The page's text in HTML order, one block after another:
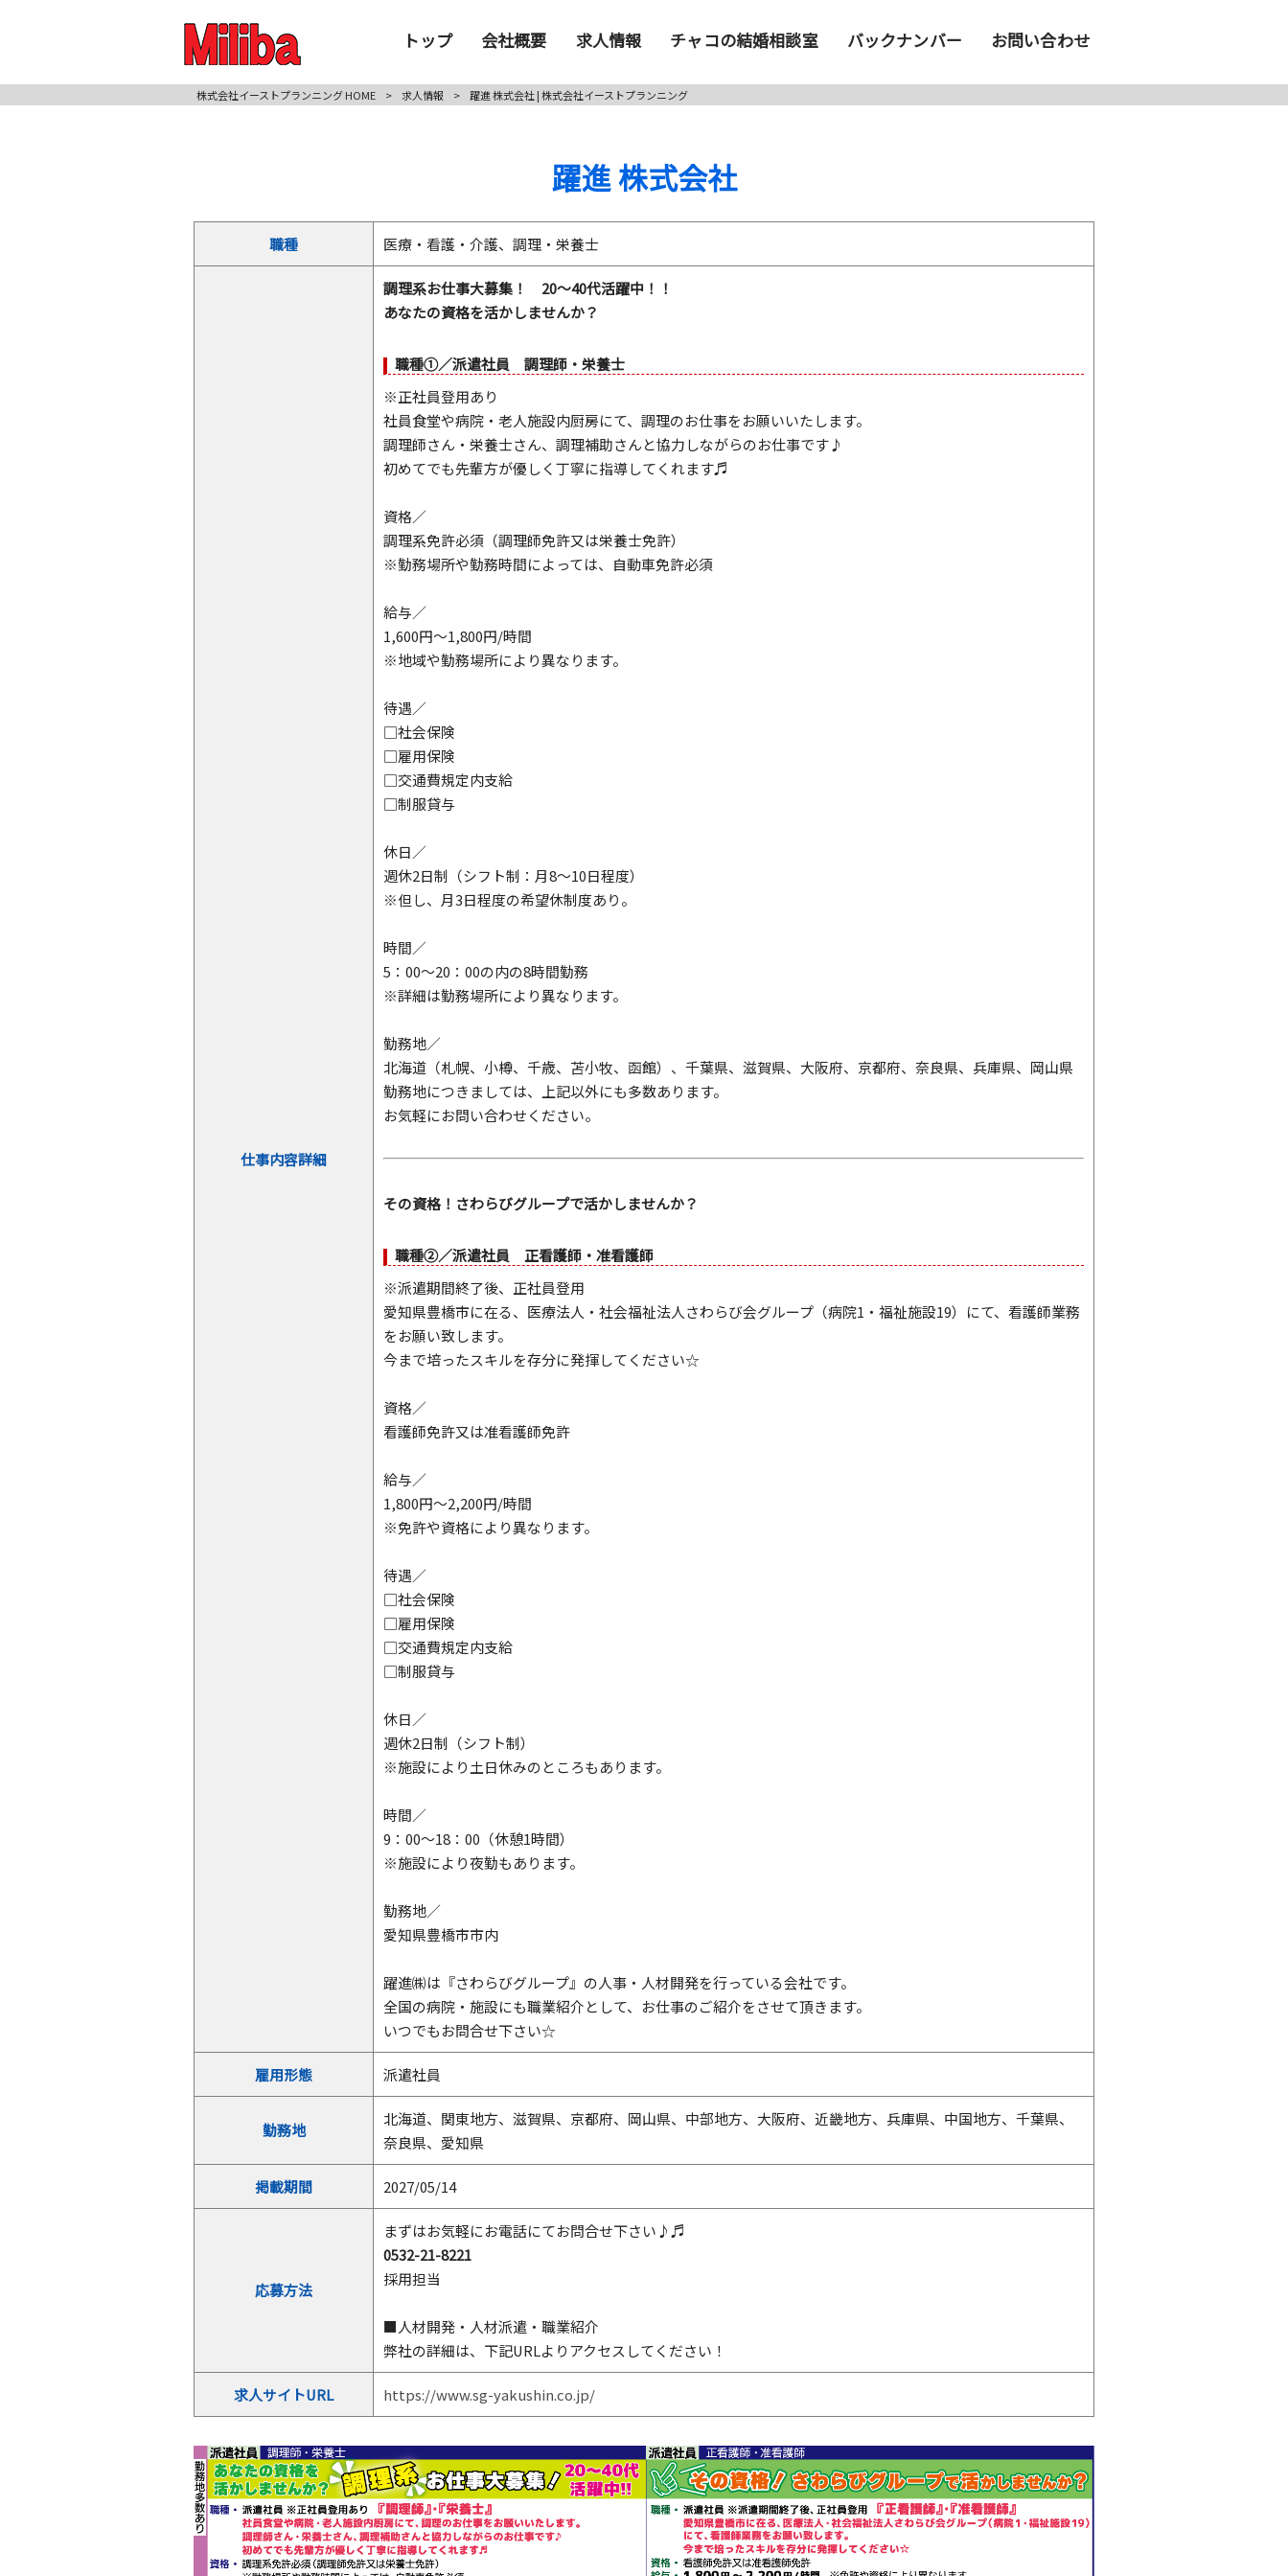
トップ 会社概要 求人情報 チャコの結婚相談室 バックナンバー お問い合わせ
株式会社イーストプランニング HOME > 求人情報 > 躍進 株式会社 | 株式会社イーストプランニング
躍進 株式会社
職種 医療・看護・介護、調理・栄養士
仕事内容詳細
調理系お仕事大募集！ 20～40代活躍中！！
あなたの資格を活かしませんか？
職種①／派遣社員 調理師・栄養士
※正社員登用あり
社員食堂や病院・老人施設内厨房にて、調理のお仕事をお願いいたします。
調理師さん・栄養士さん、調理補助さんと協力しながらのお仕事です♪
初めてでも先輩方が優しく丁寧に指導してくれます♬
資格／
調理系免許必須（調理師免許又は栄養士免許）
※勤務場所や勤務時間によっては、自動車免許必須
給与／
1,600円～1,800円/時間
※地域や勤務場所により異なります。
待遇／
□社会保険
□雇用保険
□交通費規定内支給
□制服貸与
休日／
週休2日制（シフト制：月8～10日程度）
※但し、月3日程度の希望休制度あり。
時間／
5：00～20：00の内の8時間勤務
※詳細は勤務場所により異なります。
勤務地／
北海道（札幌、小樽、千歳、苫小牧、函館）、千葉県、滋賀県、大阪府、京都府、奈良県、兵庫県、岡山県
勤務地につきましては、上記以外にも多数あります。
お気軽にお問い合わせください。
その資格！さわらびグループで活かしませんか？
職種②／派遣社員 正看護師・准看護師
※派遣期間終了後、正社員登用
愛知県豊橋市に在る、医療法人・社会福祉法人さわらび会グループ（病院1・福祉施設19）にて、看護師業務
をお願い致します。
今まで培ったスキルを存分に発揮してください☆
資格／
看護師免許又は准看護師免許
給与／
1,800円～2,200円/時間
※免許や資格により異なります。
待遇／
□社会保険
□雇用保険
□交通費規定内支給
□制服貸与
休日／
週休2日制（シフト制）
※施設により土日休みのところもあります。
時間／
9：00～18：00（休憩1時間）
※施設により夜勤もあります。
勤務地／
愛知県豊橋市市内
躍進㈱は『さわらびグループ』の人事・人材開発を行っている会社です。
全国の病院・施設にも職業紹介として、お仕事のご紹介をさせて頂きます。
いつでもお問合せ下さい☆
雇用形態 派遣社員
勤務地
北海道、関東地方、滋賀県、京都府、岡山県、中部地方、大阪府、近畿地方、兵庫県、中国地方、千葉県、
奈良県、愛知県
掲載期間 2027/05/14
応募方法
まずはお気軽にお電話にてお問合せ下さい♪♬
0532-21-8221
採用担当
■人材開発・人材派遣・職業紹介
弊社の詳細は、下記URLよりアクセスしてください！
求人サイトURL https://www.sg-yakushin.co.jp/